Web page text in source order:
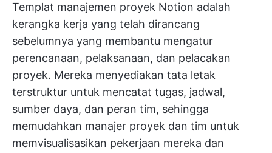
Templat manajemen proyek Notion adalah
kerangka kerja yang telah dirancang
sebelumnya yang membantu mengatur
perencanaan, pelaksanaan, dan pelacakan
proyek. Mereka menyediakan tata letak
terstruktur untuk mencatat tugas, jadwal,
sumber daya, dan peran tim, sehingga
memudahkan manajer proyek dan tim untuk
memvisualisasikan pekerjaan mereka dan